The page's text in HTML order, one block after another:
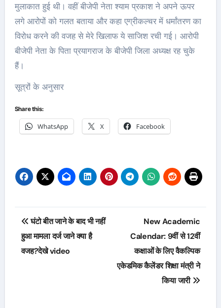
मुलाकात हुई थी। वहीं बीजेपी नेता श्याम प्रकाश ने अपने ऊपर
लगे आरोपों को गलत बताया और कहा एग्रीकल्चर में धर्मांतरण का
विरोध करने की वजह से मेरे खिलाफ ये साजिश रची गई। आरोपी
बीजेपी नेता के पिता प्रयागराज के बीजेपी जिला अध्यक्ष रह चुके
हैं।
सूत्रों के अनुसार
Share this:
WhatsApp X Facebook
Post
navigation
घंटो बीत जाने के बाद भी नहीं
हुआ मामला दर्ज जाने क्या है
वजह?देखे video
New Academic
Calendar: 9वीं से 12वीं
कक्षाओं के लिए वैकल्पिक
एकेडमिक कैलेंडर शिक्षा मंत्री ने
किया जारी